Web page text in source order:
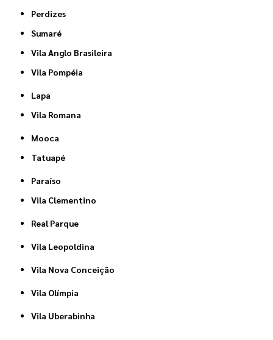
Perdizes
Sumaré
Vila Anglo Brasileira
Vila Pompéia
Lapa
Vila Romana
Mooca
Tatuapé
Paraíso
Vila Clementino
Real Parque
Vila Leopoldina
Vila Nova Conceição
Vila Olímpia
Vila Uberabinha